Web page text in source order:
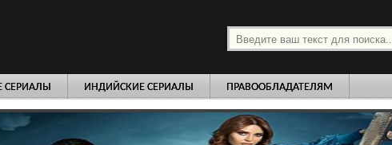
СЕРИАЛЫ ИНДИЙСКИЕ СЕРИАЛЫ ПРАВООБЛАДАТЕЛЯМ